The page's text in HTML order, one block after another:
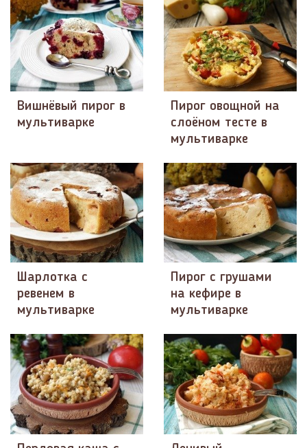
Вишнёвый пирог в
мультиварке
Пирог овощной на
слоёном тесте в
мультиварке
Шарлотка с
ревенем в
мультиварке
Пирог с грушами
на кефире в
мультиварке